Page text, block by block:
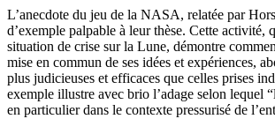
L’anecdote du jeu de la NASA, relatée par
d’exemple palpable à leur thèse. Cette activité,
situation de crise sur la Lune, démontre
mise en commun de ses idées et expériences,
plus judicieuses et efficaces que celles prises
exemple illustre avec brio l’adage selon lequel
en particulier dans le contexte pressurisé de